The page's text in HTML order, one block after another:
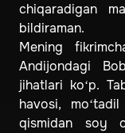
chiqaradigan
bildiraman.
Mening
Andijondagi
jihatlari ko‘p.
havosi,
qismidan soy